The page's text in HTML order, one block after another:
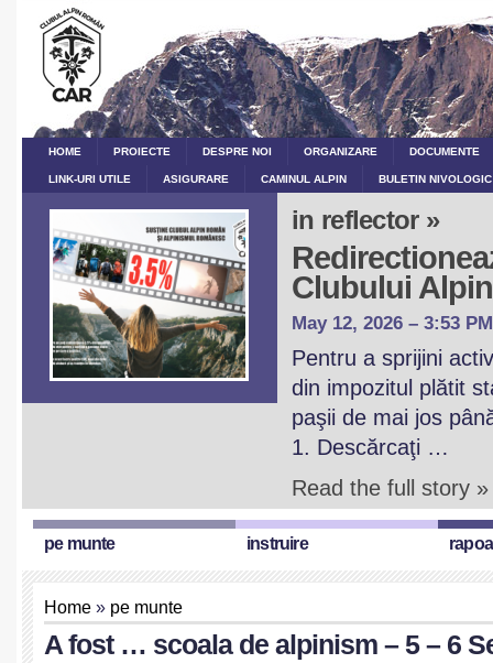
HOME PROIECTE DESPRE NOI ORGANIZARE DOCUMENTE
LINK-URI UTILE ASIGURARE CAMINUL ALPIN BULETIN
in reflector »
Clubului
May 12, 2026 – 3:53 PM
Pentru a sprijini
din impozitul plătit
paşii de mai jos
1. Descărcaţi …
Read the full story »
pe munte instruire
Home » pe munte
A fost … scoala de alpinism – 5 – 6